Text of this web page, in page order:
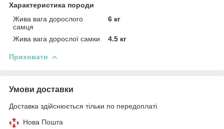
Характеристика породи
Жива вага дорослого
самця
6 кг
Жива вага дорослої самки 4.5 кг
Приховати
Умови доставки
Доставка здійснюється тільки по передоплаті.
Нова Пошта